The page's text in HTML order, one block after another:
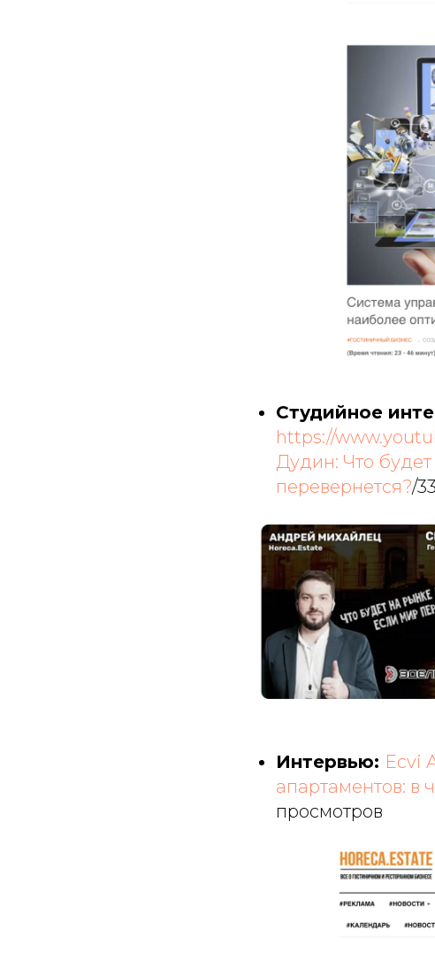
Студийное
https://
Дудин: Что
перевернется?/
Интервью: Ecvi
апартаментов: в
просмотров